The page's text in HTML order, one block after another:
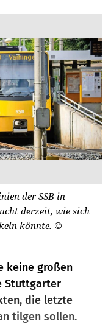
der SSB in
derzeit, wie sich
könnte. ©
keine großen
Stuttgarter
die letzte
tilgen sollen.